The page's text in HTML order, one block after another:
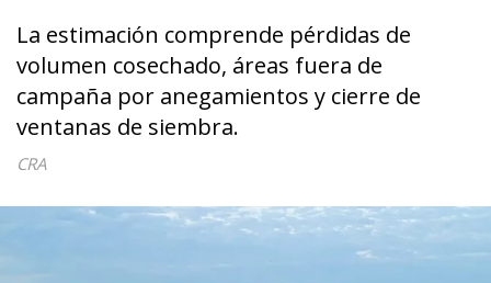
La estimación comprende pérdidas de
volumen cosechado, áreas fuera de
campaña por anegamientos y cierre de
ventanas de siembra.
CRA